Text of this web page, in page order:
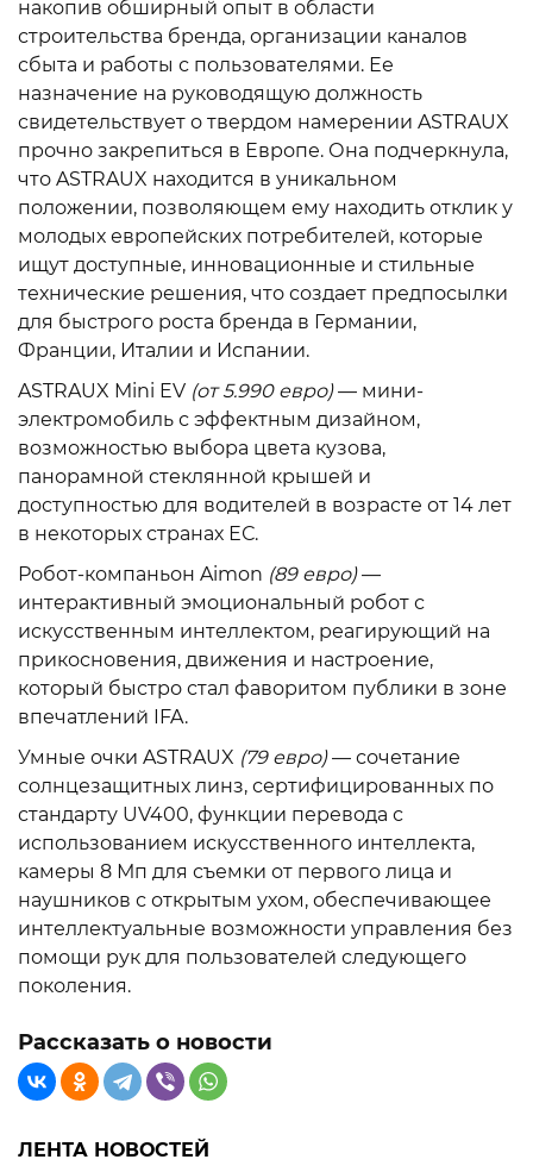
накопив обширный опыт в области
строительства бренда, организации каналов
сбыта и работы с пользователями. Ее
назначение на руководящую должность
свидетельствует о твердом намерении ASTRAUX
прочно закрепиться в Европе. Она подчеркнула,
что ASTRAUX находится в уникальном
положении, позволяющем ему находить отклик у
молодых европейских потребителей, которые
ищут доступные, инновационные и стильные
технические решения, что создает предпосылки
для быстрого роста бренда в Германии,
Франции, Италии и Испании.
ASTRAUX Mini EV (от 5.990 евро)— мини-
электромобиль с эффектным дизайном,
возможностью выбора цвета кузова,
панорамной стеклянной крышей и
доступностью для водителей в возрасте от 14 лет
в некоторых странах ЕС.
Робот-компаньон Aimon (89 евро)—
интерактивный эмоциональный робот с
искусственным интеллектом, реагирующий на
прикосновения, движения и настроение,
который быстро стал фаворитом публики в зоне
впечатлений IFA.
Умные очки ASTRAUX (79 евро)— сочетание
солнцезащитных линз, сертифицированных по
стандарту UV400, функции перевода с
использованием искусственного интеллекта,
камеры 8 Мп для съемки от первого лица и
наушников с открытым ухом, обеспечивающее
интеллектуальные возможности управления без
помощи рук для пользователей следующего
поколения.
Рассказать о новости
ЛЕНТА НОВОСТЕЙ